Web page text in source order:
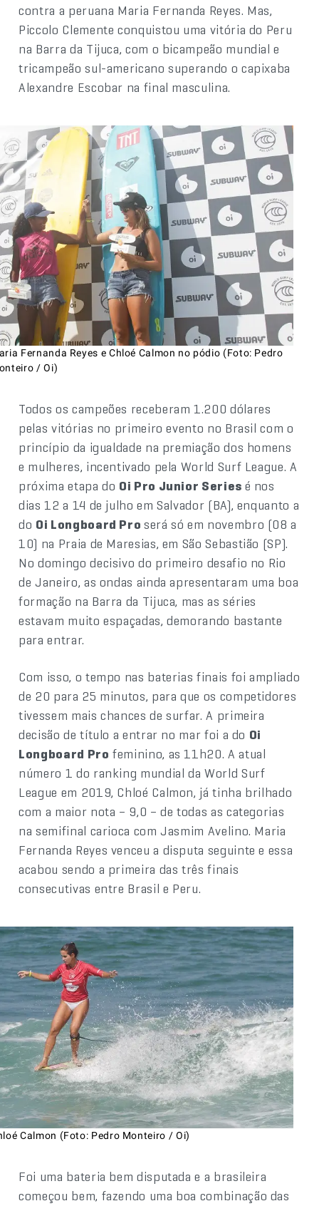
contra a peruana Maria Fernanda Reyes. Mas,
Piccolo Clemente conquistou uma vitória do Peru
na Barra da Tijuca, com o bicampeão mundial e
tricampeão sul-americano superando o capixaba
Alexandre Escobar na final masculina.
Fernanda Reyes e Chloé Calmon no pódio (Foto: Pedro
/ Oi)
Todos os campeões receberam 1.200 dólares
pelas vitórias no primeiro evento no Brasil com o
princípio da igualdade na premiação dos homens
e mulheres, incentivado pela World Surf League. A
próxima etapa do Oi Pro Junior Series é nos
dias 12 a 14 de julho em Salvador (BA), enquanto a
do Oi Longboard Proserá só em novembro (08 a
10) na Praia de Maresias, em São Sebastião (SP).
No domingo decisivo do primeiro desafio no Rio
de Janeiro, as ondas ainda apresentaram uma boa
formação na Barra da Tijuca, mas as séries
estavam muito espaçadas, demorando bastante
para entrar.
Com isso, o tempo nas baterias finais foi ampliado
de 20 para 25 minutos, para que os competidores
tivessem mais chances de surfar. A primeira
decisão de título a entrar no mar foi a do Oi
Longboard Pro feminino, as 11h20. A atual
número 1 do ranking mundial da World Surf
League em 2019, Chloé Calmon, já tinha brilhado
com a maior nota – 9,0 – de todas as categorias
na semifinal carioca com Jasmim Avelino. Maria
Fernanda Reyes venceu a disputa seguinte e essa
acabou sendo a primeira das três finais
consecutivas entre Brasil e Peru.
Calmon (Foto: Pedro Monteiro / Oi)
Foi uma bateria bem disputada e a brasileira
começou bem, fazendo uma boa combinação das